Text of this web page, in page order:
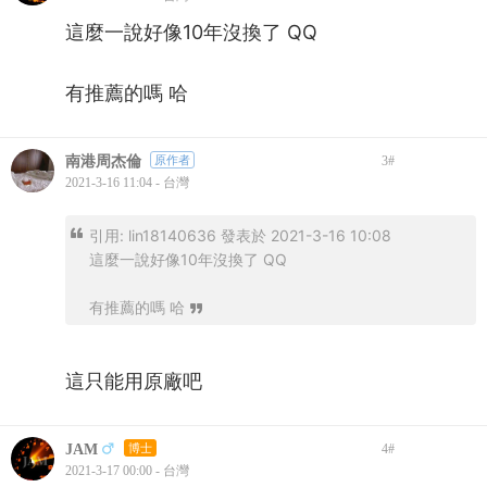
這麼一說好像10年沒換了 QQ
有推薦的嗎 哈
南港周杰倫 原作者 3#
2021-3-16 11:04 - 台灣
引用: lin18140636 發表於 2021-3-16 10:08
這麼一說好像10年沒換了 QQ
有推薦的嗎 哈
這只能用原廠吧
JAM 博士 4#
2021-3-17 00:00 - 台灣